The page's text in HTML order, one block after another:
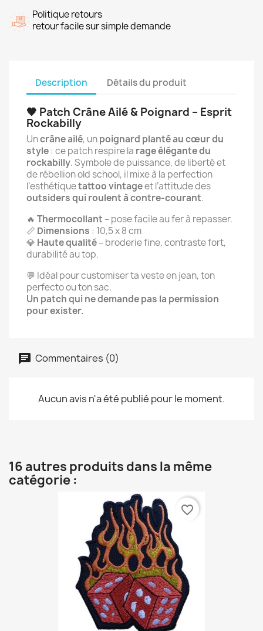
Politique retours
retour facile sur simple demande
Description Détails du produit
🖤 Patch Crâne Ailé & Poignard – Esprit
Rockabilly
Uncrâne ailé, unpoignard planté au cœur du
style: ce patch respire la rage élégante du
rockabilly. Symbole de puissance, de liberté et
de rébellion old school, il mixe à la perfection
l’esthétiquetattoo vintageet l’attitude des
outsiders qui roulent à contre-courant.
🔥 Thermocollant – pose facile au fer à repasser.
📏 Dimensions : 10,5 x 8 cm
💎 Haute qualité– broderie fine, contraste fort,
durabilité au top.
💬 Idéal pour customiser ta veste en jean, ton
perfecto ou ton sac.
Un patch qui ne demande pas la permission
pour exister.
Commentaires (0)
Aucun avis n'a été publié pour le moment.
16 autres produits dans la même
catégorie :
favorite_border